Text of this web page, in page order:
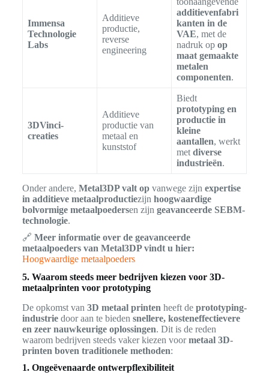
Immensa
Technologie
Labs
Additieve
productie,
reverse
engineering
additievenfabri
kanten in de
VAE, met de
nadruk op op
maat gemaakte
metalen
componenten.
3DVinci-
creaties
Additieve
productie van
metaal en
kunststof
Biedt
prototyping en
productie in
kleine
aantallen, werkt
met diverse
industrieën.
Onder andere, Metal3DP valt opvanwege zijn expertise
in additieve metaalproductiezijn hoogwaardige
bolvormige metaalpoedersen zijn geavanceerde SEBM-
technologie.
🔗 Meer informatie over de geavanceerde
metaalpoeders van Metal3DP vindt u hier:
Hoogwaardige metaalpoeders
5. Waarom steeds meer bedrijven kiezen voor 3D-
metaalprinten voor prototyping
De opkomst van 3D metaal printen heeft de prototyping-
industriedoor aan te bieden snellere, kosteneffectievere
en zeer nauwkeurige oplossingen. Dit is de reden
waarom bedrijven steeds vaker kiezen voormetaal 3D-
printen boven traditionele methoden:
1. Ongeëvenaarde ontwerpflexibiliteit